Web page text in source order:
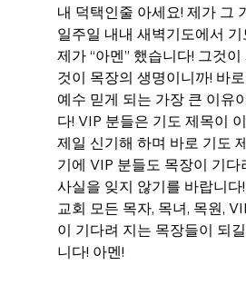
내 덕택인줄 아세요! 제가 그
일주일 내내 새벽기도에서 기
제가 “아멘” 했습니다! 그것
것이 목장의 생명이니까! 바
예수 믿게 되는 가장 큰 이유
다! VIP 분들은 기도 제목이
제일 신기해 하며 바로 기도
기에 VIP 분들도 목장이 기다
사실을 잊지 않기를 바랍니다
교회 모든 목자, 목녀, 목원,
이 기다려 지는 목장들이 되
니다! 아멘!